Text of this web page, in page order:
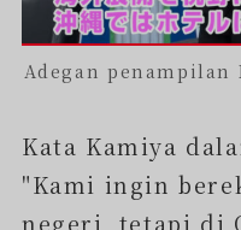
Adegan penampilan
Kata Kamiya
"Kami ingin
negeri, tetapi di